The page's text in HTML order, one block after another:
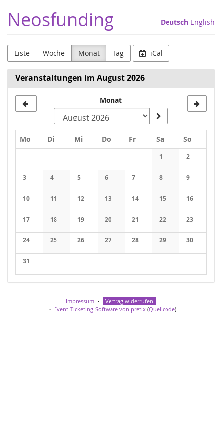
Haupt-
Inhalt
Neosfunding Deutsch English
Liste Woche Monat Tag iCal
Veranstaltungen im August 2026
zur
Anzeige
auswählen
Monat
Mo Montag
DiDienstag
MiMittwoch
Do Donnerstag
FrFreitagSaSamstag
So
1 2
3 4 5 6 7 8 9
10 11 12 13 14 15 16
17 18 19 20 21 22 23
24 25 26 27 28 29 30
31
Impressum
Vertrag widerrufen
Event-Ticketing-Software von pretix(Quellcode)